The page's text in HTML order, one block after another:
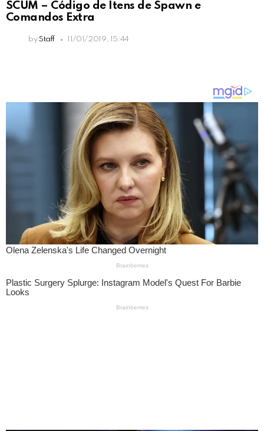
SCUM – Código de Itens de Spawn e
Comandos Extra
by Staff 11/01/2019, 15:44